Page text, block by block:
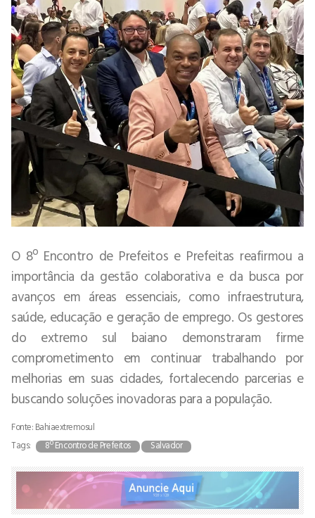
O 8º Encontro de Prefeitos e Prefeitas reafirmou a
importância da gestão colaborativa e da busca por
avanços em áreas essenciais, como infraestrutura,
saúde, educação e geração de emprego. Os gestores
do extremo sul baiano demonstraram firme
comprometimento em continuar trabalhando por
melhorias em suas cidades, fortalecendo parcerias e
buscando soluções inovadoras para a população.
Fonte: Bahiaextremosul
Tags:
8º Encontro de Prefeitos Salvador